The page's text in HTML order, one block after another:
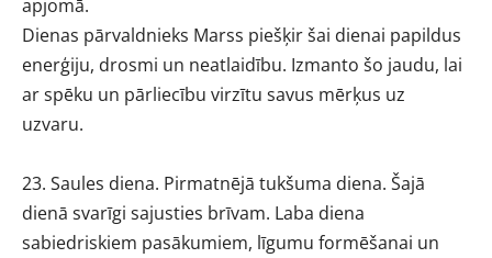
apjomā.
Dienas pārvaldnieks Marss piešķir šai dienai papildus
enerģiju, drosmi un neatlaidību. Izmanto šo jaudu, lai
ar spēku un pārliecību virzītu savus mērķus uz
uzvaru.
23. Saules diena. Pirmatnējā tukšuma diena. Šajā
dienā svarīgi sajusties brīvam. Laba diena
sabiedriskiem pasākumiem, līgumu formēšanai un